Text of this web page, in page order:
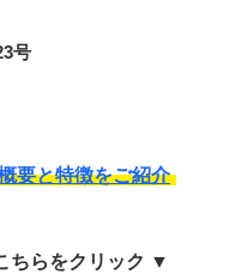
号
要と特徴をご紹介
ちらをクリック ▼